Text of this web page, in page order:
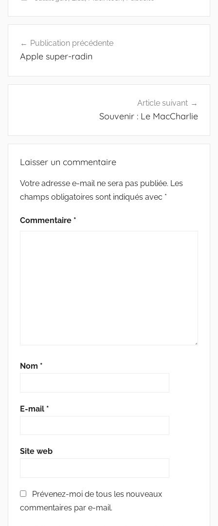
de
Publication précédente
Apple super-radin
Article suivant
Souvenir : Le MacCharlie
Laisser un commentaire
Votre adresse e-mail ne sera pas publiée. Les
champs obligatoires sont indiqués avec *
Commentaire *
Nom *
E-mail *
Site web
Prévenez-moi de tous les nouveaux
commentaires par e-mail.